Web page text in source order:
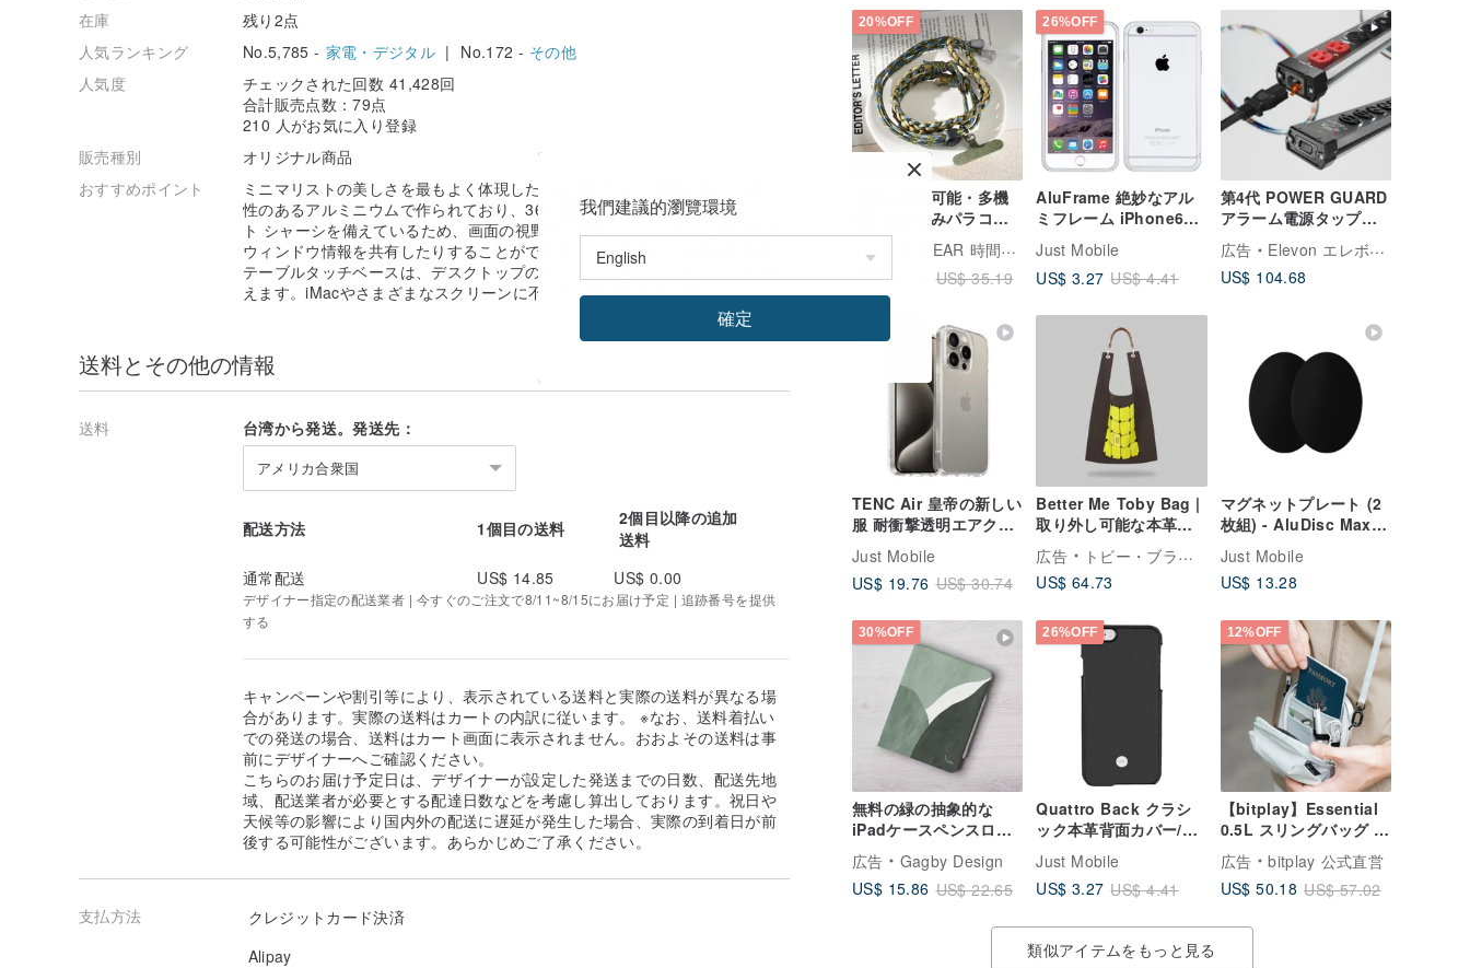
20%OFF
【長さ調整可能・多機
能】編み込みパラコー
ド スマホショルダー ス
トラップ
広告
W.WEAR 時間をまとう
US$ 28.16
US$ 35.19
26%OFF
AluFrame 絶妙なアル
ミフレーム iPhone6
Plus/6s Plus シルバー
Just Mobile
US$ 3.27 US$ 4.41
第4代 POWER GUARD
アラーム電源タップ
PRO ケーブル交換版
広告
Elevon エレボン準好拔
US$ 104.68
TENC Air 皇帝の新しい
服 耐衝撃透明エアクッ
iPhone 15 シリーズ
Just Mobile
US$ 19.76 US$ 30.74
Better Me Toby Bag |
取り外し可能な本革シ
ョルダーストラップ付
き
広告
トビー・ブラック
US$ 64.73
マグネットプレート (2
枚組) - AluDisc Max
スタンドと合わせてご
使用ください
Just Mobile
US$ 13.28
30%OFF
無料の緑の抽象的な
iPadケースペンスロッ
ト保護ケースPro 13 Air
7 12.9タブレットケー
ス
広告
Gagby Design
US$ 15.86 US$ 22.65
26%OFF
Quattro Back クラシ
ック本革背面カバー/保
ブラック
Just Mobile
US$ 3.27 US$ 4.41
12%OFF
【bitplay】Essential
0.5L スリングバッグ |
ミニショルダーバッグ
広告
bitplay 公式直営
US$ 50.18 US$ 57.02
類似アイテムをもっと見る
正味重量 906 g
原産地 台湾
在庫
残り2点
人気ランキング
No.5,785 - 家電・デジタル | No.172 - その他
人気度
チェックされた回数 41,428回
合計販売点数：79点
210 人がお気に入り登録
販売種別
オリジナル商品
おすすめポイント
ミニマリストの美しさを最もよく体現した AluDisc™ は、環境に優しく耐久
性のあるアルミニウムで作られており、360 度回転可能なヘアライン クラフ
ト シャーシを備えているため、画面の視野角を調整したり、他のユーザーと
ウィンドウ情報を共有したりすることができます。 100万レベルのHiFi専用
テーブルタッチベースは、デスクトップのテイストにさらなるポイントを加
えます。iMacやさまざまなスクリーンに不可欠な技術的傑作です。
送料とその他の情報
送料 台湾から発送。発送先：
アメリカ合衆国
配送方法 1個目の送料
2個目以降の追加
送料
通常配送
US$ 14.85 US$ 0.00
デザイナー指定の配送業者 | 今すぐのご注文で8/11~8/15にお届け予定 | 追跡番号を提供
する
キャンペーンや割引等により、表示されている送料と実際の送料が異なる場
合があります。実際の送料はカートの内訳に従います。 ※なお、送料着払い
での発送の場合、送料はカート画面に表示されません。おおよその送料は事
前にデザイナーへご確認ください。
こちらのお届け予定日は、デザイナーが設定した発送までの日数、配送先地
域、配送業者が必要とする配達日数などを考慮し算出しております。祝日や
天候等の影響により国内外の配送に遅延が発生した場合、実際の到着日が前
後する可能性がございます。あらかじめご了承ください。
支払方法
クレジットカード決済
Alipay
我們建議的瀏覽環境
確定